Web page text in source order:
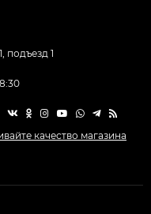
подъезд 1